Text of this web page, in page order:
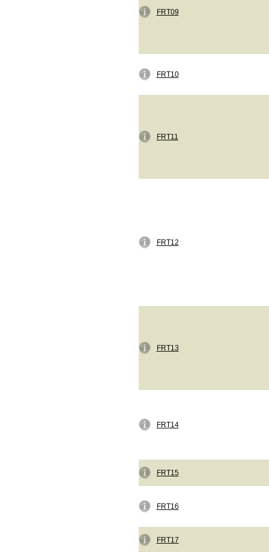
FRT09
FRT10
FRT11
FRT12
FRT13
FRT14
FRT15
FRT16
FRT17